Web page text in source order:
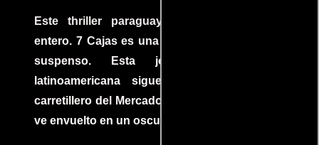
Este thriller paraguayo cautivó al mundo
entero. 7 Cajas es una explosión de acción y
suspenso. Esta joya cinematográfica
latinoamericana sigue la historia de un
carretillero del Mercado 4 de Asunción que se
ve envuelto en un oscuro mundo de crimen